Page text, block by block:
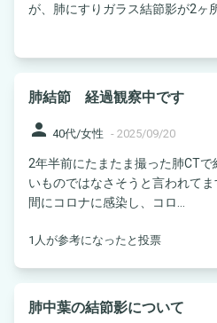
が、肺にすりガラス結節影が2ヶ所
肺結節 経過観察中です
person 40代/女性 - 2025/09/20
2年半前にたまたま撮った肺CT
いものではなさそうと言われてます
間にコロナに感染し、コロ...
1人が参考になったと投票
肺中葉の結節影について